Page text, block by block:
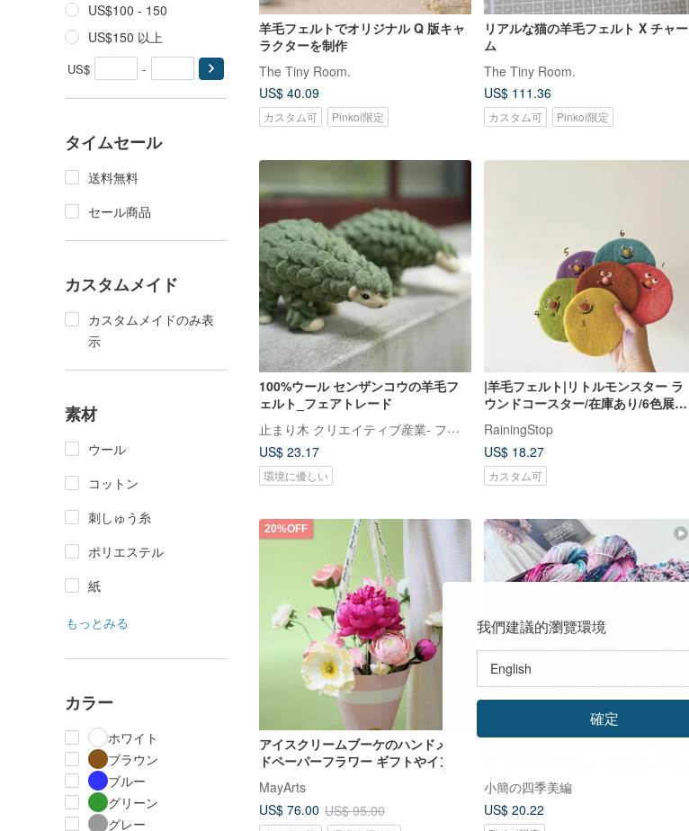
US$100 - 150
US$150 以上
US$ -
タイムセール
送料無料
セール商品
カスタムメイド
カスタムメイドのみ表
示
素材
ウール
コットン
刺しゅう糸
ポリエステル
紙
もっとみる
カラー
ホワイト
ブラウン
ブルー
グリーン
グレー
羊毛フェルトでオリジナル Q 版キャ
ラクターを制作
The Tiny Room.
US$ 40.09
カスタム可 Pinkoi限定
リアルな猫の羊毛フェルト X チャー
ム
The Tiny Room.
US$ 111.36
カスタム可 Pinkoi限定
100%ウール センザンコウの羊毛フ
ェルト_フェアトレード
止まり木 クリエイティブ産業- フェアトレード天然繊維ストア
US$ 23.17
環境に優しい
|羊毛フェルト|リトルモンスター ラ
ウンドコースター/在庫あり/6色展
RainingStop
US$ 18.27
カスタム可
20%OFF
アイスクリームブーケのハンドメイ
ドペーパーフラワー ギフトやインテ
リアに プリザーブドフラワー、フラ
ワーアレンジメント、羊毛フェルト
MayArts
US$ 76.00 US$ 95.00
性良好 ショール専用編み糸 100g / か
せ
小簡の四季美編
US$ 20.22
我們建議的瀏覽環境
確定